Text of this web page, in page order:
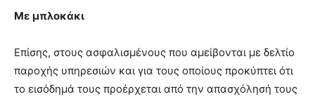
Με μπλοκάκι
Επίσης, στους ασφαλισμένους που αμείβονται με δελτίο
παροχής υπηρεσιών και για τους οποίους προκύπτει ότι
το εισόδημά τους προέρχεται από την απασχόλησή τους